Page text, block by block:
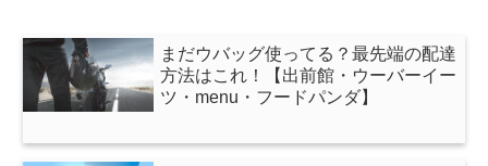
まだウバッグ使ってる？最先端の配達
方法はこれ！【出前館・ウーバーイー
ツ・menu・フードパンダ】